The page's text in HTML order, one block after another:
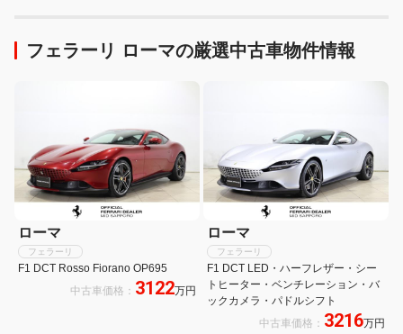
フェラーリ ローマの厳選中古車物件情報
ローマ
フェラーリ
F1 DCT Rosso Fiorano OP695
中古車価格： 3122万円
ローマ
フェラーリ
F1 DCT LED・ハーフレザー・シー
トヒーター・ベンチレーション・バ
ックカメラ・パドルシフト
中古車価格： 3216万円